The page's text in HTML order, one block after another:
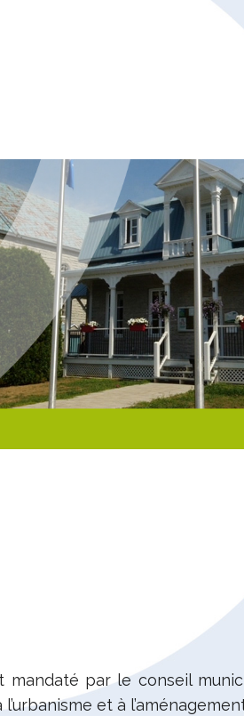
mandaté par le conseil
et à